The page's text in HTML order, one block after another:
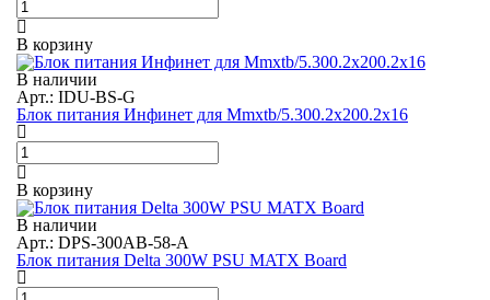
В корзину
В наличии
Арт.: IDU-BS-G
Блок питания Инфинет для Mmxtb/5.300.2x200.2x16
В корзину
В наличии
Арт.: DPS-300AB-58-A
Блок питания Delta 300W PSU MATX Board